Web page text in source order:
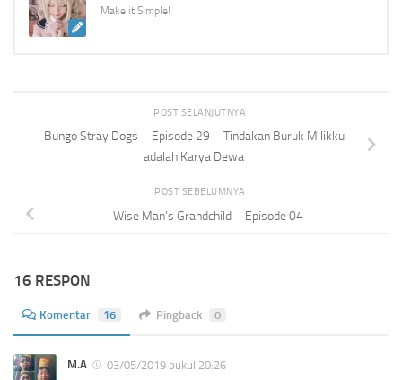
Make it Simple!
POST SELANJUTNYA
Bungo Stray Dogs – Episode 29 – Tindakan Buruk Milikku
adalah Karya Dewa
POST SEBELUMNYA
Wise Man’s Grandchild – Episode 04
16 RESPON
Komentar 16 Pingback 0
M.A
03/05/2019 pukul 20:26